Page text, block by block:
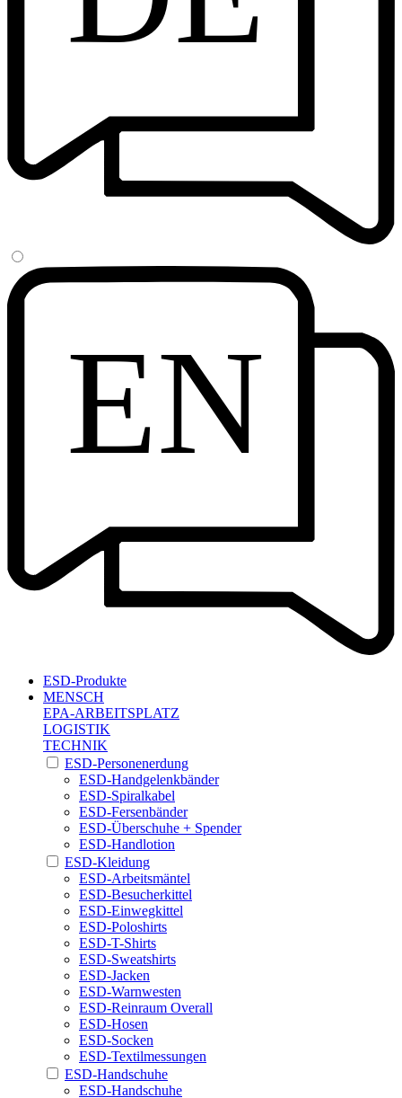
EN
ESD-Produkte
MENSCH
EPA-ARBEITSPLATZ
LOGISTIK
TECHNIK
ESD-Personenerdung
ESD-Handgelenkbänder
ESD-Spiralkabel
ESD-Fersenbänder
ESD-Überschuhe + Spender
ESD-Handlotion
ESD-Kleidung
ESD-Arbeitsmäntel
ESD-Besucherkittel
ESD-Einwegkittel
ESD-Poloshirts
ESD-T-Shirts
ESD-Sweatshirts
ESD-Jacken
ESD-Warnwesten
ESD-Reinraum Overall
ESD-Hosen
ESD-Socken
ESD-Textilmessungen
ESD-Handschuhe
ESD-Handschuhe